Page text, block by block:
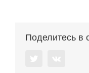
Поделитесь в